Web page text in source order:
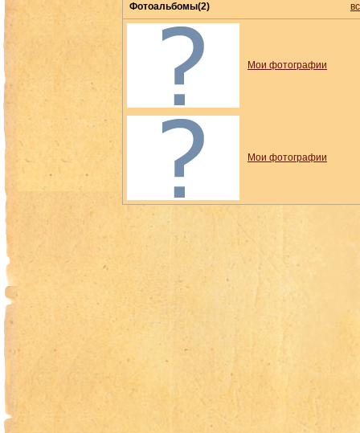
Фотоальбомы(2)
Мои фотографии
Мои фотографии